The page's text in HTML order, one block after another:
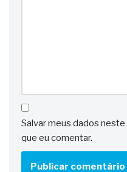
Salvar meus dados
que eu comentar.